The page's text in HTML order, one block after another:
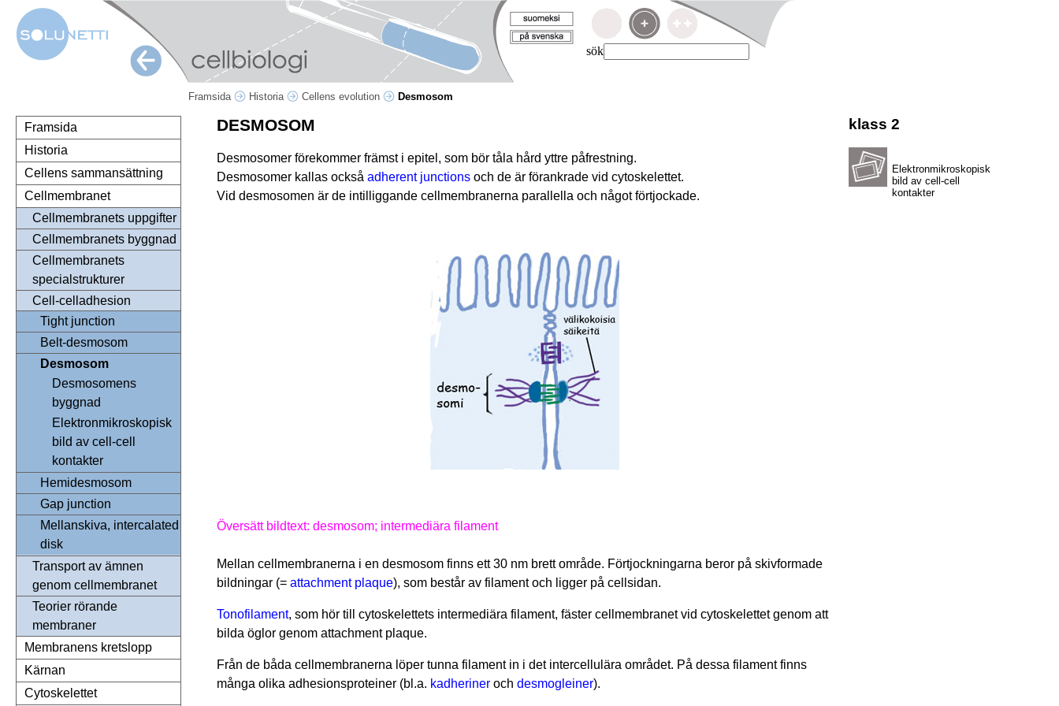
sök
Framsida Historia Cellens evolution Desmosom
Framsida
Historia
Cellens sammansättning
Cellmembranet
Cellmembranets uppgifter
Cellmembranets byggnad
Cellmembranets
specialstrukturer
Cell-celladhesion
Tight junction
Belt-desmosom
Desmosom
Desmosomens
byggnad
Elektronmikroskopisk
bild av cell-cell
kontakter
Hemidesmosom
Gap junction
Mellanskiva, intercalated
disk
Transport av ämnen
genom cellmembranet
Teorier rörande
membraner
Membranens kretslopp
Kärnan
Cytoskelettet
klass 2
Elektronmikroskopisk
bild av cell-cell
kontakter
DESMOSOM
Desmosomer förekommer främst i epitel, som bör tåla hård yttre påfrestning.
Desmosomer kallas också adherent junctions och de är förankrade vid cytoskelettet.
Vid desmosomen är de intilliggande cellmembranerna parallella och något förtjockade.
Översätt bildtext: desmosom; intermediära filament
Mellan cellmembranerna i en desmosom finns ett 30 nm brett område. Förtjockningarna beror på skivformade
bildningar (= attachment plaque), som består av filament och ligger på cellsidan.
Tonofilament, som hör till cytoskelettets intermediära filament, fäster cellmembranet vid cytoskelettet genom att
bilda öglor genom attachment plaque.
Från de båda cellmembranerna löper tunna filament in i det intercellulära området. På dessa filament finns
många olika adhesionsproteiner (bl.a. kadheriner och desmogleiner).